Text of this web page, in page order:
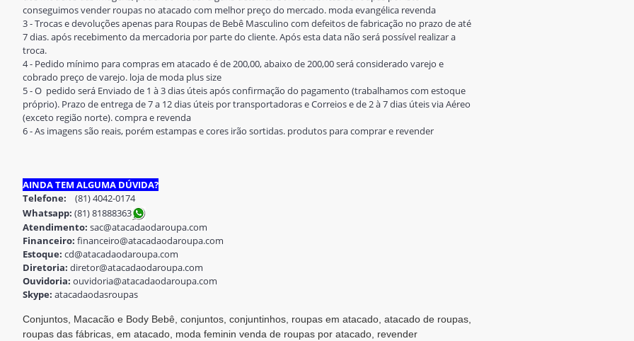
conseguimos vender roupas no atacado com melhor preço do mercado. moda evangélica revenda
3 - Trocas e devoluções apenas para Roupas de Bebê Masculino com defeitos de fabricação no prazo de até
7 dias. após recebimento da mercadoria por parte do cliente. Após esta data não será possível realizar a
troca.
4 - Pedido mínimo para compras em atacado é de 200,00, abaixo de 200,00 será considerado varejo e
cobrado preço de varejo. loja de moda plus size
5 - O pedido será Enviado de 1 à 3 dias úteis após confirmação do pagamento (trabalhamos com estoque
próprio). Prazo de entrega de 7 a 12 dias úteis por transportadoras e Correios e de 2 à 7 dias úteis via Aéreo
(exceto região norte). compra e revenda
6 - As imagens são reais, porém estampas e cores irão sortidas. produtos para comprar e revender
AINDA TEM ALGUMA DÚVIDA?
Telefone: (81) 4042-0174
Whatsapp: (81) 81888363
Atendimento: sac@atacadaodaroupa.com
Financeiro: financeiro@atacadaodaroupa.com
Estoque: cd@atacadaodaroupa.com
Diretoria: diretor@atacadaodaroupa.com
Ouvidoria: ouvidoria@atacadaodaroupa.com
Skype: atacadaodasroupas
Conjuntos, Macacão e Body Bebê, conjuntos, conjuntinhos, roupas em atacado, atacado de roupas,
roupas das fábricas, em atacado, moda feminin venda de roupas por atacado, revender